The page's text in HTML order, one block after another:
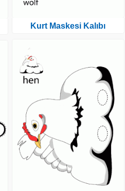
Kurt Maskesi Kalıbı